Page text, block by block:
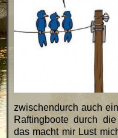
zwischendurch auch
Raftingboote durch
das macht mir Lust